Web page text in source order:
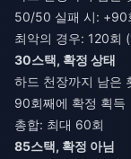
50/50 실패 시: +90
최악의 경우: 120회
30스택, 확정 상태
하드 천장까지 남은
90회째에 확정 획득
총합: 최대 60회
85스택, 확정 아님